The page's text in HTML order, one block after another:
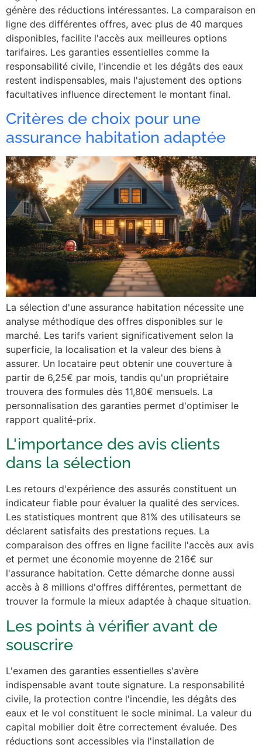
génère des réductions intéressantes. La comparaison en
ligne des différentes offres, avec plus de 40 marques
disponibles, facilite l'accès aux meilleures options
tarifaires. Les garanties essentielles comme la
responsabilité civile, l'incendie et les dégâts des eaux
restent indispensables, mais l'ajustement des options
facultatives influence directement le montant final.
Critères de choix pour une
assurance habitation adaptée
La sélection d'une assurance habitation nécessite une
analyse méthodique des offres disponibles sur le
marché. Les tarifs varient significativement selon la
superficie, la localisation et la valeur des biens à
assurer. Un locataire peut obtenir une couverture à
partir de 6,25€ par mois, tandis qu'un propriétaire
trouvera des formules dès 11,80€ mensuels. La
personnalisation des garanties permet d'optimiser le
rapport qualité-prix.
L'importance des avis clients
dans la sélection
Les retours d'expérience des assurés constituent un
indicateur fiable pour évaluer la qualité des services.
Les statistiques montrent que 81% des utilisateurs se
déclarent satisfaits des prestations reçues. La
comparaison des offres en ligne facilite l'accès aux avis
et permet une économie moyenne de 216€ sur
l'assurance habitation. Cette démarche donne aussi
accès à 8 millions d'offres différentes, permettant de
trouver la formule la mieux adaptée à chaque situation.
Les points à vérifier avant de
souscrire
L'examen des garanties essentielles s'avère
indispensable avant toute signature. La responsabilité
civile, la protection contre l'incendie, les dégâts des
eaux et le vol constituent le socle minimal. La valeur du
capital mobilier doit être correctement évaluée. Des
réductions sont accessibles via l'installation de